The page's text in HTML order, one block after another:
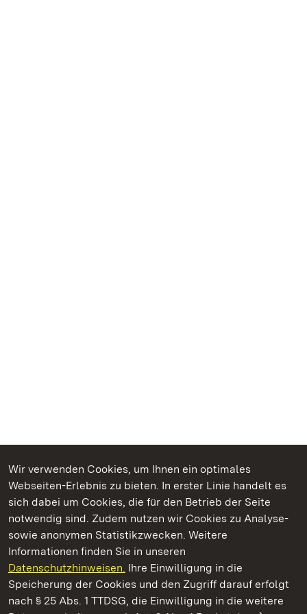
Wir verwenden Cookies, um Ihnen ein optimales
Webseiten-Erlebnis zu bieten. In erster Linie handelt es
sich dabei um Cookies, die für den Betrieb der Seite
notwendig sind. Zudem nutzen wir Cookies zu Analyse-
sowie anonymen Statistikzwecken. Weitere
Informationen finden Sie in unseren
Datenschutzhinweisen. Ihre Einwilligung in die
Speicherung der Cookies und den Zugriff darauf erfolgt
nach § 25 Abs. 1 TTDSG, die Einwilligung in die weitere
Kommen. Staunen. Genießen.
Kloster Hirsau
Staatliche Schlösser und Gärten Baden-Württemberg